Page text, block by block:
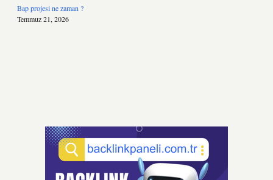
Bap projesi ne zaman ?
Temmuz 21, 2026